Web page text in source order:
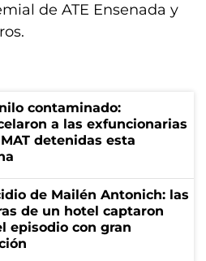
de ATE Ensenada y
contaminado:
a las exfuncionarias
detenidas esta
de Mailén Antonich: las
de un hotel captaron
episodio con gran